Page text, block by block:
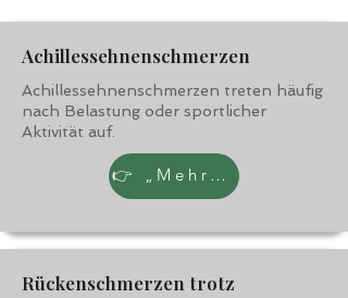
Achillessehnenschmerzen
Achillessehnenschmerzen treten häufig
nach Belastung oder sportlicher
Aktivität auf.
👉 „Mehr erfahren“
Rückenschmerzen trotz